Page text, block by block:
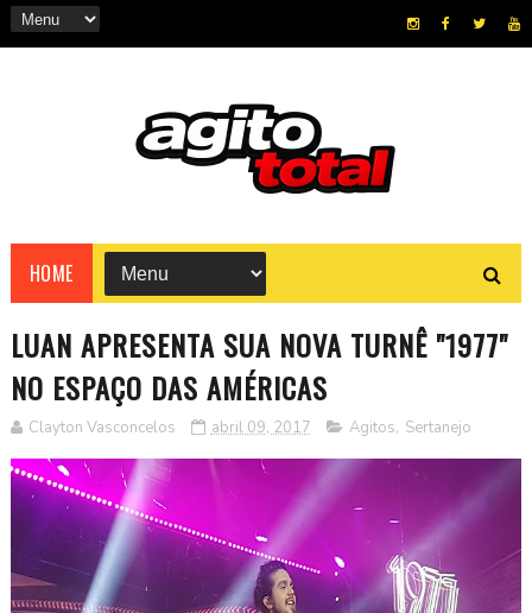
HOME
LUAN APRESENTA SUA NOVA TURNÊ "1977"
NO ESPAÇO DAS AMÉRICAS
Clayton Vasconcelos abril 09, 2017 Agitos, Sertanejo